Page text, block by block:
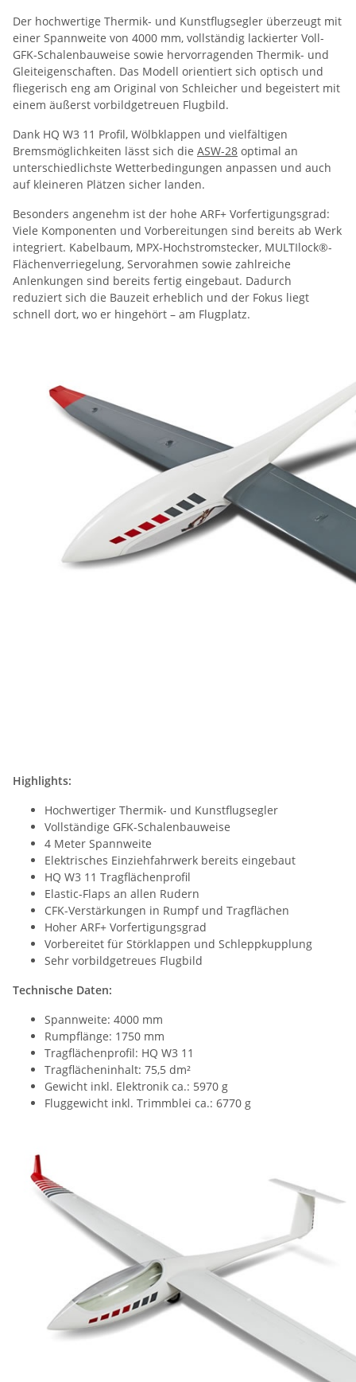
Der hochwertige Thermik- und Kunstflugsegler überzeugt mit
einer Spannweite von 4000 mm, vollständig lackierter Voll-
GFK-Schalenbauweise sowie hervorragenden Thermik- und
Gleiteigenschaften. Das Modell orientiert sich optisch und
fliegerisch eng am Original von Schleicher und begeistert mit
einem äußerst vorbildgetreuen Flugbild.
Dank HQ W3 11 Profil, Wölbklappen und vielfältigen
Bremsmöglichkeiten lässt sich die ASW-28 optimal an
unterschiedlichste Wetterbedingungen anpassen und auch
auf kleineren Plätzen sicher landen.
Besonders angenehm ist der hohe ARF+ Vorfertigungsgrad:
Viele Komponenten und Vorbereitungen sind bereits ab Werk
integriert. Kabelbaum, MPX-Hochstromstecker, MULTIlock®-
Flächenverriegelung, Servorahmen sowie zahlreiche
Anlenkungen sind bereits fertig eingebaut. Dadurch
reduziert sich die Bauzeit erheblich und der Fokus liegt
schnell dort, wo er hingehört – am Flugplatz.
Highlights:
Hochwertiger Thermik- und Kunstflugsegler
Vollständige GFK-Schalenbauweise
4 Meter Spannweite
Elektrisches Einziehfahrwerk bereits eingebaut
HQ W3 11 Tragflächenprofil
Elastic-Flaps an allen Rudern
CFK-Verstärkungen in Rumpf und Tragflächen
Hoher ARF+ Vorfertigungsgrad
Vorbereitet für Störklappen und Schleppkupplung
Sehr vorbildgetreues Flugbild
Technische Daten:
Spannweite: 4000 mm
Rumpflänge: 1750 mm
Tragflächenprofil: HQ W3 11
Tragflächeninhalt: 75,5 dm²
Gewicht inkl. Elektronik ca.: 5970 g
Fluggewicht inkl. Trimmblei ca.: 6770 g